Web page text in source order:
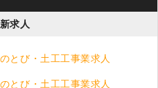
求人
とび・土工工事業求人
とび・土工工事業求人